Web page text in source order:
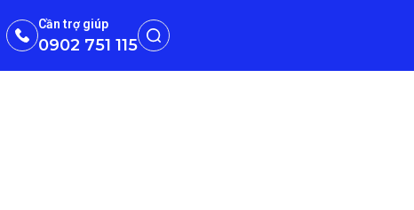
Cần trợ giúp
0902 751 115